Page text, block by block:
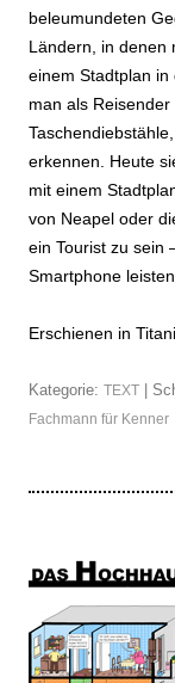
beleumundeten
Ländern, in denen
einem Stadtplan
man als
erkennen. Heute
mit einem
von Neapel oder
ein Tourist zu sein
Smartphone
Erschienen in
Kategorie: TEXT |
Fachmann für Kenner